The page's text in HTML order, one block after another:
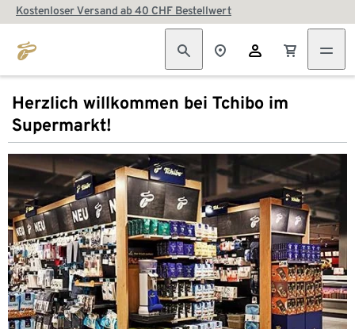
Kostenloser Versand ab 40 CHF Bestellwert
Herzlich willkommen bei Tchibo im
Supermarkt!